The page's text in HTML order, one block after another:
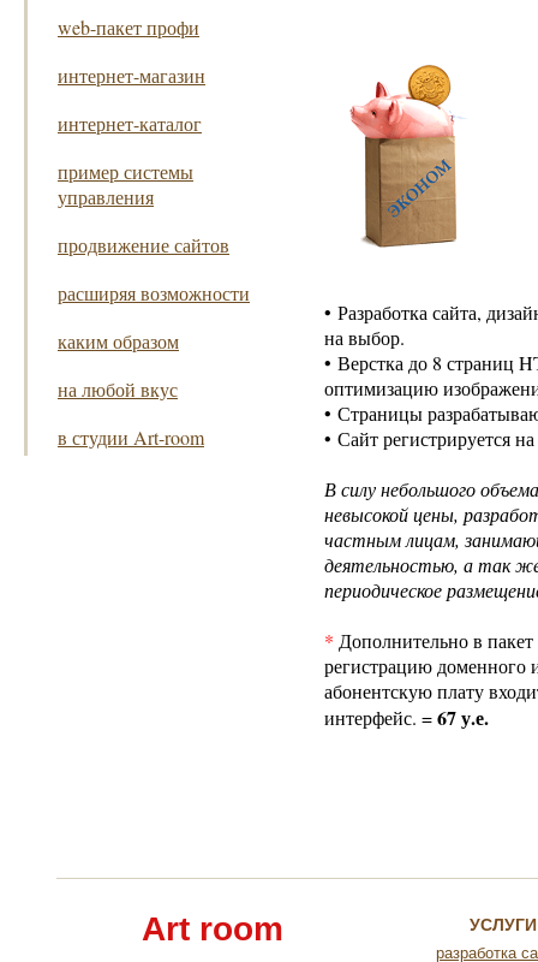
web-пакет профи
интернет-магазин
интернет-каталог
пример системы
управления
продвижение сайтов
расширяя возможности
каким образом
на любой вкус
в студии Art-room
• Разработка сайта,
на выбор.
• Верстка до 8 страниц
оптимизацию
• Страницы
• Сайт регистрируется
В силу небольшого
невысокой цены,
частным лицам,
деятельностью, а так же
периодическое
* Дополнительно в
регистрацию доменного
абонентскую плату
интерфейс. =67 у.е.
Art room УСЛУГИ
разработка